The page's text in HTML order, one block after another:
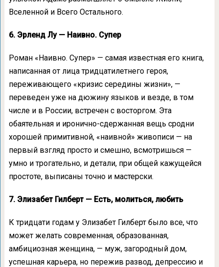
Вселенной и Всего Остального.
6. Эрленд Лу — Наивно. Супер
Роман «Наивно. Супер» — самая известная его книга,
написанная от лица тридцатилетнего героя,
переживающего «кризис середины жизни», —
переведен уже на дюжину языков и везде, в том
числе и в России, встречен с восторгом. Эта
обаятельная и иронично-сдержанная вещь сродни
хорошей примитивной, «наивной» живописи — на
первый взгляд просто и смешно, всмотришься —
умно и трогательно, и детали, при общей кажущейся
простоте, выписаны точно и мастерски.
7. Элизабет Гилберт — Есть, молиться, любить
К тридцати годам у Элизабет Гилберт было все, что
может желать современная, образованная,
амбициозная женщина, — муж, загородный дом,
успешная карьера, но пережив развод, депрессию и